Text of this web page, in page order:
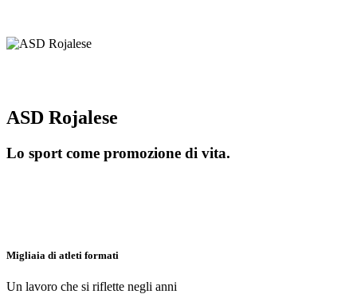
ASD Rojalese
Lo sport come promozione di vita.
Migliaia di atleti formati
Un lavoro che si riflette negli anni